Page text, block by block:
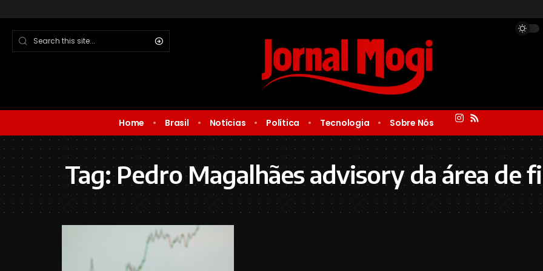
Home Brasil Notícias Política Tecnologia Sobre Nós
Tag:Pedro Magalhães advisory da área de